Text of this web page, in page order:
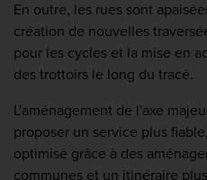
En outre, les rues sont
création de nouvelles
pour les cycles et la mise en
des trottoirs le long du tracé.
L'aménagement de l'axe
proposer un service plus
optimisé grâce à des
communes et un itinéraire